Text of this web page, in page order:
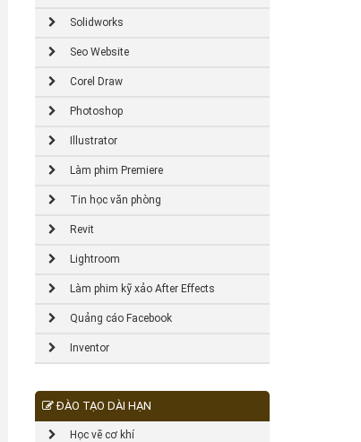
Solidworks
Seo Website
Corel Draw
Photoshop
Illustrator
Làm phim Premiere
Tin học văn phòng
Revit
Lightroom
Làm phim kỹ xảo After Effects
Quảng cáo Facebook
Inventor
ĐÀO TẠO DÀI HẠN
Học vẽ cơ khí